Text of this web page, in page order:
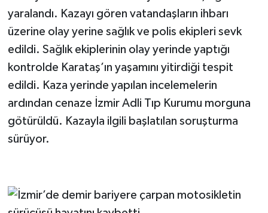
yaralandı. Kazayı gören vatandaşların ihbarı
üzerine olay yerine sağlık ve polis ekipleri sevk
edildi. Sağlık ekiplerinin olay yerinde yaptığı
kontrolde Karataş’ın yaşamını yitirdiği tespit
edildi. Kaza yerinde yapılan incelemelerin
ardından cenaze İzmir Adli Tıp Kurumu morguna
götürüldü. Kazayla ilgili başlatılan soruşturma
sürüyor.